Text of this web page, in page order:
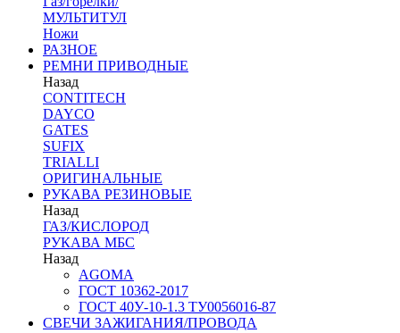
МУЛЬТИТУЛ
Ножи
РАЗНОЕ
РЕМНИ ПРИВОДНЫЕ
Назад
CONTITECH
DAYCO
GATES
SUFIX
TRIALLI
ОРИГИНАЛЬНЫЕ
РУКАВА РЕЗИНОВЫЕ
Назад
ГАЗ/КИСЛОРОД
РУКАВА МБС
Назад
AGOMA
ГОСТ 10362-2017
ГОСТ 40У-10-1.3 ТУ0056016-87
СВЕЧИ ЗАЖИГАНИЯ/ПРОВОДА